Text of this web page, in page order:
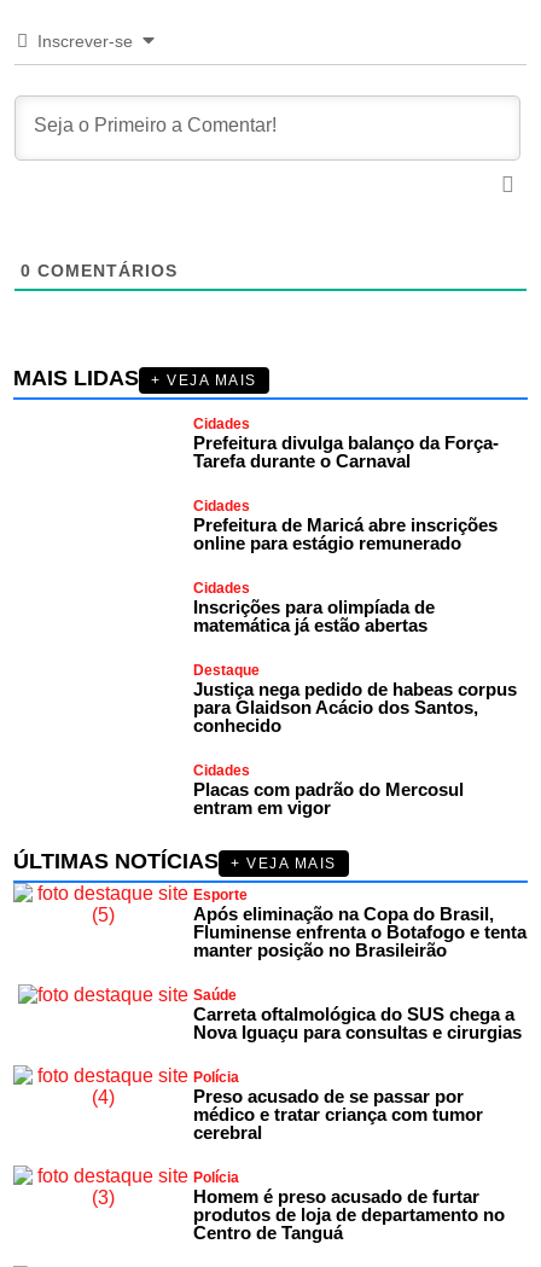
Inscrever-se
0 COMENTÁRIOS
MAIS LIDAS + VEJA MAIS
Cidades
Prefeitura divulga balanço da Força-
Tarefa durante o Carnaval
Cidades
Prefeitura de Maricá abre inscrições
online para estágio remunerado
Cidades
Inscrições para olimpíada de
matemática já estão abertas
Destaque
Justiça nega pedido de habeas corpus
para Glaidson Acácio dos Santos,
conhecido
Cidades
Placas com padrão do Mercosul
entram em vigor
ÚLTIMAS NOTÍCIAS
+ VEJA MAIS
Esporte
Após eliminação na Copa do Brasil,
Fluminense enfrenta o Botafogo e tenta
manter posição no Brasileirão
Saúde
Carreta oftalmológica do SUS chega a
Nova Iguaçu para consultas e cirurgias
Polícia
Preso acusado de se passar por
médico e tratar criança com tumor
cerebral
Polícia
Homem é preso acusado de furtar
produtos de loja de departamento no
Centro de Tanguá